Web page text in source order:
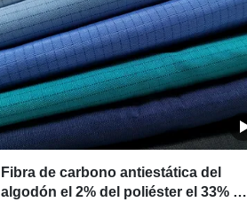
Fibra de carbono antiestática del
algodón el 2% del poliéster el 33% de